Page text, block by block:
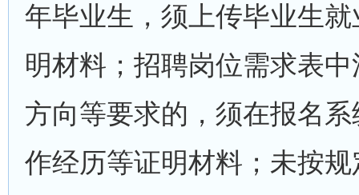
年毕业生，须上传毕业生
明材料；招聘岗位需求表
方向等要求的，须在报名
作经历等证明材料；未按